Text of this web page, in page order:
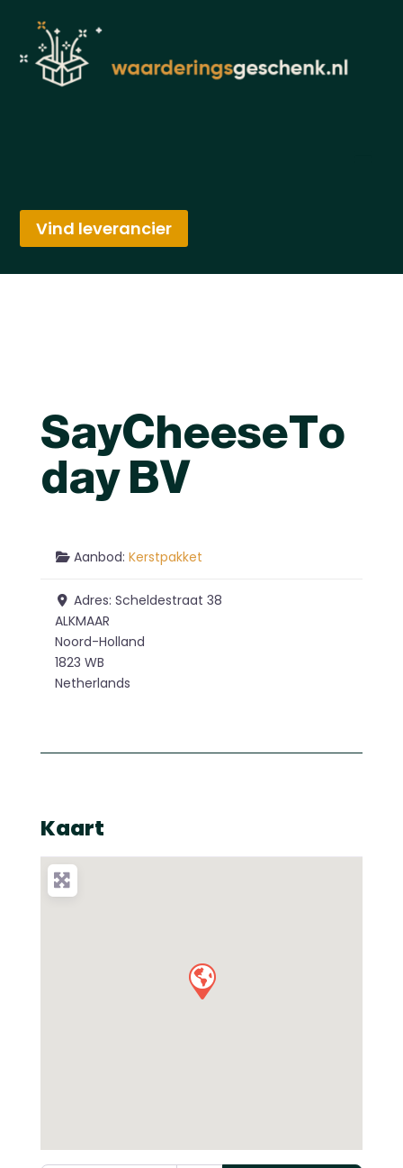
Vind leverancier
SayCheeseTo
day BV
Aanbod:Kerstpakket
Adres:Scheldestraat 38
ALKMAAR
Noord-Holland
1823 WB
Netherlands
Kaart